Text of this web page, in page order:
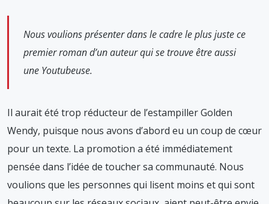
Nous voulions présenter dans le cadre le plus juste ce
premier roman d’un auteur qui se trouve être aussi
une Youtubeuse.
Il aurait été trop réducteur de l’estampiller Golden
Wendy, puisque nous avons d’abord eu un coup de cœur
pour un texte. La promotion a été immédiatement
pensée dans l’idée de toucher sa communauté. Nous
voulions que les personnes qui lisent moins et qui sont